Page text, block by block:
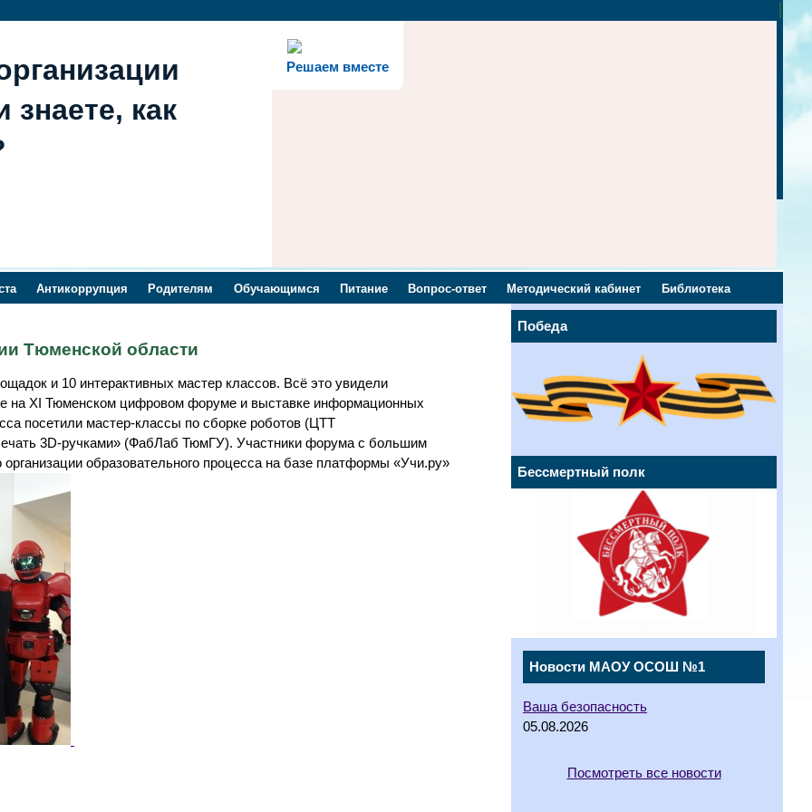
Решаем вместе
знаете, как
Антикоррупция Родителям Обучающимся Питание Вопрос-ответ Методический кабинет Библиотека
Победа
Бессмертный полк
Новости МАОУ ОСОШ №1
Ваша безопасность
05.08.2026
Посмотреть все новости
Тюменской области
и 10 интерактивных мастер классов. Всё это увидели
на XI Тюменском цифровом форуме и выставке информационных
посетили мастер-классы по сборке роботов (ЦТТ
3D-ручками» (ФабЛаб ТюмГУ). Участники форума с большим
образовательного процесса на базе платформы «Учи.ру»